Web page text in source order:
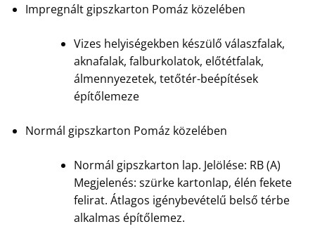
Impregnált gipszkarton Pomáz közelében
Vizes helyiségekben készülő válaszfalak,
aknafalak, falburkolatok, előtétfalak,
álmennyezetek, tetőtér-beépítések
építőlemeze
Normál gipszkarton Pomáz közelében
Normál gipszkarton lap. Jelölése: RB (A)
Megjelenés: szürke kartonlap, élén fekete
felirat. Átlagos igénybevételű belső térbe
alkalmas építőlemez.